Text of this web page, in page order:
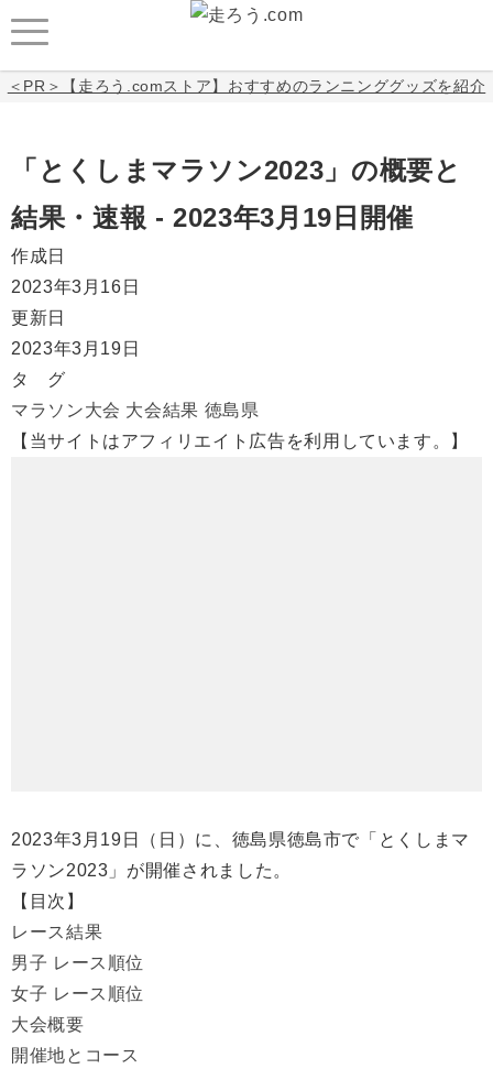
＜PR＞【走ろう.comストア】おすすめのランニンググッズを紹介
「とくしまマラソン2023」の概要と
結果・速報 - 2023年3月19日開催
作成日
2023年3月16日
更新日
2023年3月19日
タ グ
マラソン大会 大会結果 徳島県
【当サイトはアフィリエイト広告を利用しています。】
2023年3月19日（日）に、徳島県徳島市で「とくしまマ
ラソン2023」が開催されました。
【目次】
レース結果
男子 レース順位
女子 レース順位
大会概要
開催地とコース